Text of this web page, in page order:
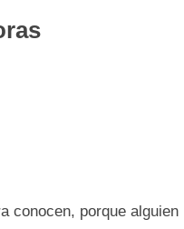
conocen, porque alguien